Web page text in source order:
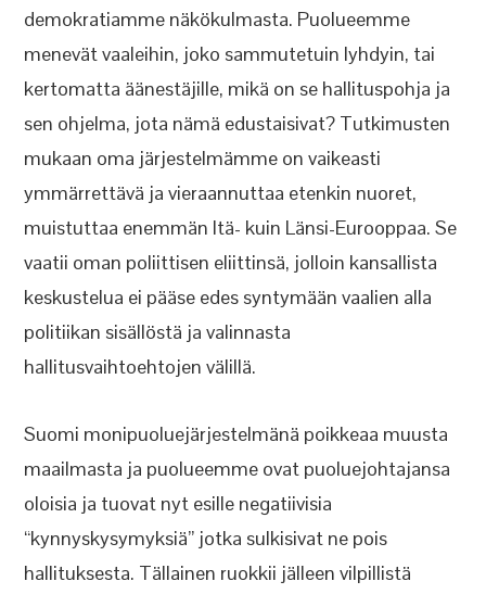
demokratiamme näkökulmasta. Puolueemme
menevät vaaleihin, joko sammutetuin lyhdyin, tai
kertomatta äänestäjille, mikä on se hallituspohja ja
sen ohjelma, jota nämä edustaisivat? Tutkimusten
mukaan oma järjestelmämme on vaikeasti
ymmärrettävä ja vieraannuttaa etenkin nuoret,
muistuttaa enemmän Itä- kuin Länsi-Eurooppaa. Se
vaatii oman poliittisen eliittinsä, jolloin kansallista
keskustelua ei pääse edes syntymään vaalien alla
politiikan sisällöstä ja valinnasta
hallitusvaihtoehtojen välillä.
Suomi monipuoluejärjestelmänä poikkeaa muusta
maailmasta ja puolueemme ovat puoluejohtajansa
oloisia ja tuovat nyt esille negatiivisia
“kynnyskysymyksiä” jotka sulkisivat ne pois
hallituksesta. Tällainen ruokkii jälleen vilpillistä